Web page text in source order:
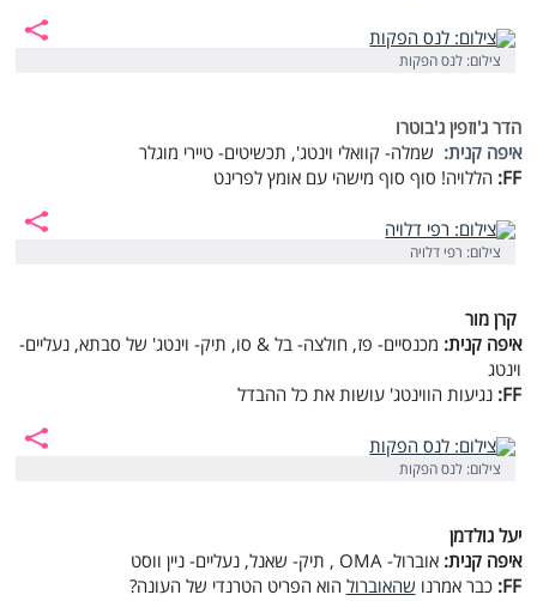
צילום: לנס הפקות
הדר ג'וזפין ג'בוטרו
איפה קנית: שמלה- קוואלי וינטג', תכשיטים- טיירי מוגלר
FF: הללויה! סוף סוף מישהי עם אומץ לפרינט
צילום: רפי דלויה
קרן מור
איפה קנית: מכנסיים- פז, חולצה- בל & סו, תיק- וינטג' של סבתא, נעליים-
וינטג
FF: נגיעות הווינטג' עושות את כל ההבדל
צילום: לנס הפקות
יעל גולדמן
איפה קנית: אוברול-OMA , תיק- שאנל, נעליים- ניין ווסט
FF: כבר אמרנו שהאוברול הוא הפריט הטרנדי של העונה?